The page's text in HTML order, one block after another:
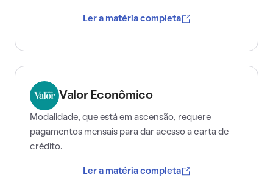
Ler a matéria completa
Valor Econômico
Modalidade, que está em ascensão, requere
pagamentos mensais para dar acesso a carta de
crédito.
Ler a matéria completa